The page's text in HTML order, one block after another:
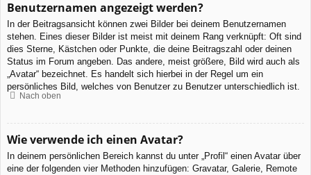
Benutzernamen angezeigt werden?
In der Beitragsansicht können zwei Bilder bei deinem Benutzernamen
stehen. Eines dieser Bilder ist meist mit deinem Rang verknüpft: Oft sind
dies Sterne, Kästchen oder Punkte, die deine Beitragszahl oder deinen
Status im Forum angeben. Das andere, meist größere, Bild wird auch als
„Avatar“ bezeichnet. Es handelt sich hierbei in der Regel um ein
persönliches Bild, welches von Benutzer zu Benutzer unterschiedlich ist.
Nach oben
Wie verwende ich einen Avatar?
In deinem persönlichen Bereich kannst du unter „Profil“ einen Avatar über
eine der folgenden vier Methoden hinzufügen: Gravatar, Galerie, Remote